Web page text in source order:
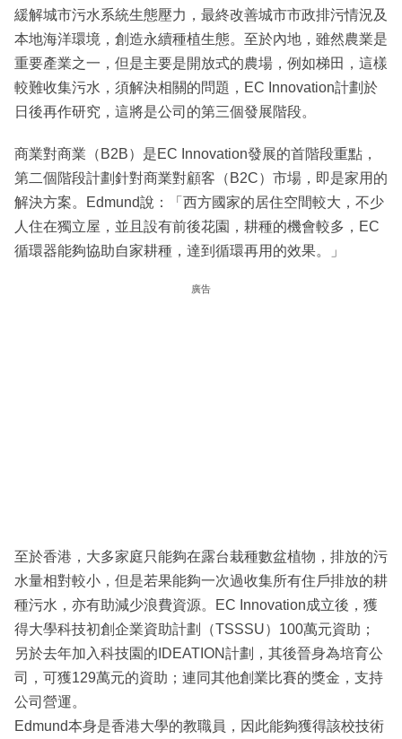
緩解城市污水系統生態壓力，最終改善城市市政排污情況及
本地海洋環境，創造永續種植生態。至於內地，雖然農業是
重要產業之一，但是主要是開放式的農場，例如梯田，這樣
較難收集污水，須解決相關的問題，EC Innovation計劃於
日後再作研究，這將是公司的第三個發展階段。
商業對商業（B2B）是EC Innovation發展的首階段重點，
第二個階段計劃針對商業對顧客（B2C）市場，即是家用的
解決方案。Edmund說：「西方國家的居住空間較大，不少
人住在獨立屋，並且設有前後花園，耕種的機會較多，EC
循環器能夠協助自家耕種，達到循環再用的效果。」
廣告
至於香港，大多家庭只能夠在露台栽種數盆植物，排放的污
水量相對較小，但是若果能夠一次過收集所有住戶排放的耕
種污水，亦有助減少浪費資源。EC Innovation成立後，獲
得大學科技初創企業資助計劃（TSSSU）100萬元資助；
另於去年加入科技園的IDEATION計劃，其後晉身為培育公
司，可獲129萬元的資助；連同其他創業比賽的獎金，支持
公司營運。
Edmund本身是香港大學的教職員，因此能夠獲得該校技術